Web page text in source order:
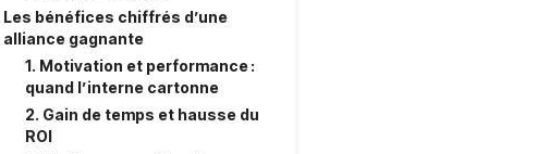
Les bénéfices chiffrés d’une
alliance gagnante
1. Motivation et performance :
quand l’interne cartonne
2. Gain de temps et hausse du
ROI